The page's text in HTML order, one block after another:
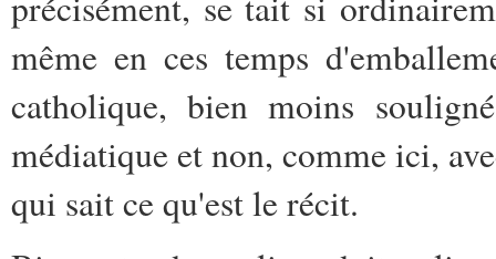
même en ces temps
catholique, bien moins
médiatique et non, comme ici,
qui sait ce qu'est le récit.